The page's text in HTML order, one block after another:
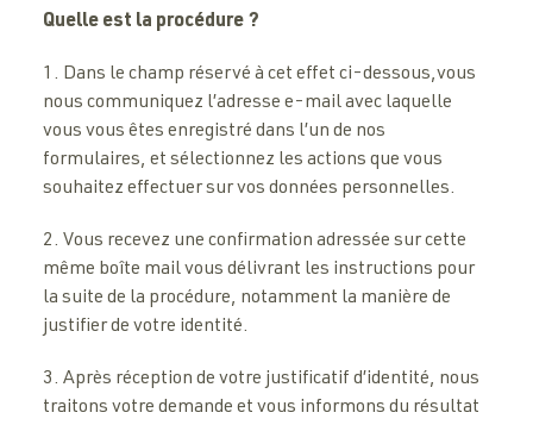
Quelle est la procédure ?
1. Dans le champ réservé à cet effet ci-dessous,vous
nous communiquez l’adresse e-mail avec laquelle
vous vous êtes enregistré dans l’un de nos
formulaires, et sélectionnez les actions que vous
souhaitez effectuer sur vos données personnelles.
2. Vous recevez une confirmation adressée sur cette
même boîte mail vous délivrant les instructions pour
la suite de la procédure, notamment la manière de
justifier de votre identité.
3. Après réception de votre justificatif d’identité, nous
traitons votre demande et vous informons du résultat